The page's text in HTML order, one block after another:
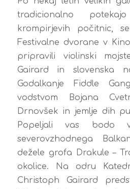
tradicionalno
krompirjevih počitnic,
Festivalne dvorane v
pripravili violinski
Gairard in slovenska
Godalkanje Fiddle
vodstvom Bojana
Drnovšek in jemlje dih
Popeljali vas bodo
severovzhodnega
dežele grofa Drakule –
okolice. Na odru
Christoph Gairard